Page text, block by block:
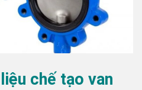
chế tạo van